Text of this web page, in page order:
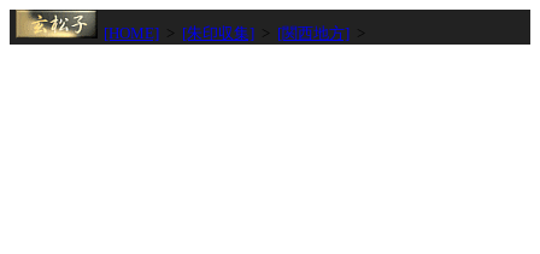
[HOME] [朱印収集] [関西地方]